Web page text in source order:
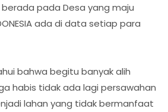
berada pada Desa yang maju
ada di data setiap para
bahwa begitu banyak alih
habis tidak ada lagi persawahan
lahan yang tidak bermanfaat